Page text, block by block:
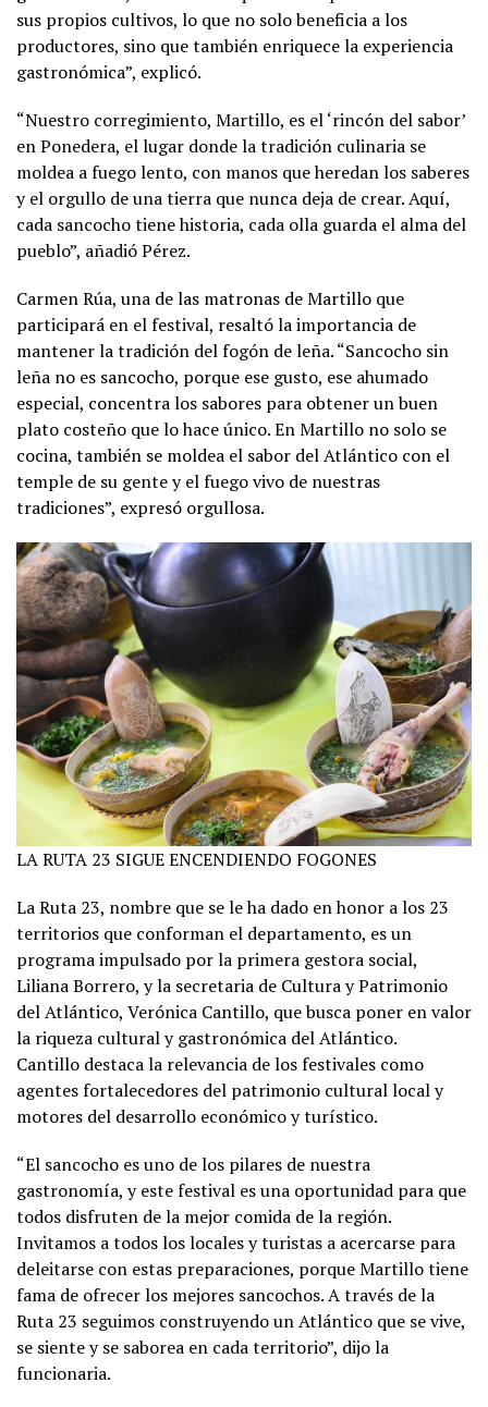
sus propios cultivos, lo que no solo beneficia a los
productores, sino que también enriquece la experiencia
gastronómica”, explicó.
“Nuestro corregimiento, Martillo, es el ‘rincón del sabor’
en Ponedera, el lugar donde la tradición culinaria se
moldea a fuego lento, con manos que heredan los saberes
y el orgullo de una tierra que nunca deja de crear. Aquí,
cada sancocho tiene historia, cada olla guarda el alma del
pueblo”, añadió Pérez.
Carmen Rúa, una de las matronas de Martillo que
participará en el festival, resaltó la importancia de
mantener la tradición del fogón de leña. “Sancocho sin
leña no es sancocho, porque ese gusto, ese ahumado
especial, concentra los sabores para obtener un buen
plato costeño que lo hace único. En Martillo no solo se
cocina, también se moldea el sabor del Atlántico con el
temple de su gente y el fuego vivo de nuestras
tradiciones”, expresó orgullosa.
LA RUTA 23 SIGUE ENCENDIENDO FOGONES
La Ruta 23, nombre que se le ha dado en honor a los 23
territorios que conforman el departamento, es un
programa impulsado por la primera gestora social,
Liliana Borrero, y la secretaria de Cultura y Patrimonio
del Atlántico, Verónica Cantillo, que busca poner en valor
la riqueza cultural y gastronómica del Atlántico.
Cantillo destaca la relevancia de los festivales como
agentes fortalecedores del patrimonio cultural local y
motores del desarrollo económico y turístico.
“El sancocho es uno de los pilares de nuestra
gastronomía, y este festival es una oportunidad para que
todos disfruten de la mejor comida de la región.
Invitamos a todos los locales y turistas a acercarse para
deleitarse con estas preparaciones, porque Martillo tiene
fama de ofrecer los mejores sancochos. A través de la
Ruta 23 seguimos construyendo un Atlántico que se vive,
se siente y se saborea en cada territorio”, dijo la
funcionaria.